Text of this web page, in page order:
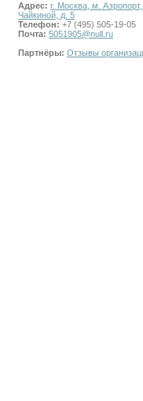
Адрес: г. Москва, м.
Чайкиной, д. 5
Телефон: +7 (495) 505-19-05
Почта: 5051905@null.ru
Партнёры: Отзывы